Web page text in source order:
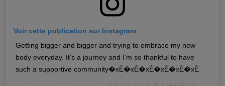
Voir cette publication sur Instagram
Getting bigger and bigger and trying to embrace my new
body everyday. It’s a journey and I’m so thankful to have
such a supportive community�xÈ�xÈ�xÈ�xÈ�xÈ�xÈ